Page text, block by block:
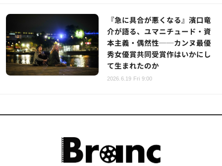
『急に具合が悪くなる』濱口竜
介が語る、ユマニチュード・資
本主義・偶然性──カンヌ最優
秀女優賞共同受賞作はいかにし
て生まれたのか
2026.6.19 Fri 9:00